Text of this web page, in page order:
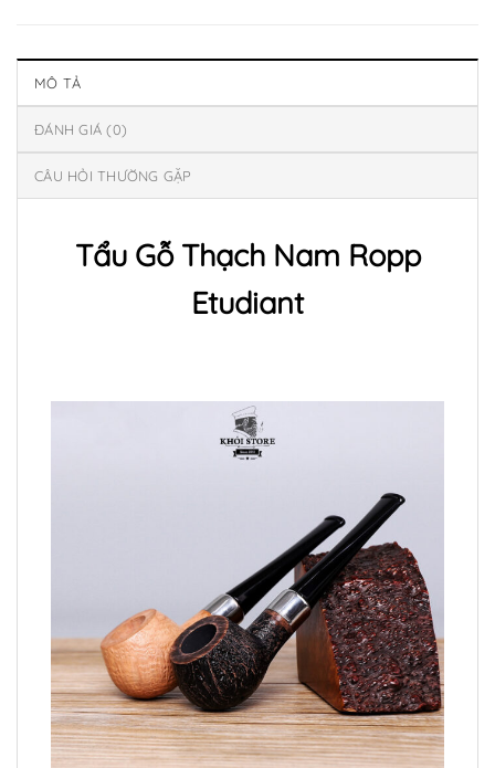
MÔ TẢ
ĐÁNH GIÁ (0)
CÂU HỎI THƯỜNG GẶP
Tẩu Gỗ Thạch Nam Ropp
Etudiant